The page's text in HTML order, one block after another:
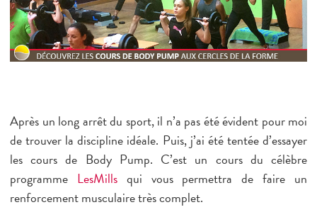
Magenta 10ème
Charonne 11ème
Nation 12ème
Picpus 12 ème
Tolbiac 13 ème
ème
Danses
Running
Mini-club
Après un long arrêt du sport, il n’a pas été évident pour moi
de trouver la discipline idéale. Puis, j’ai été tentée d’essayer
lescours de Body Pump. C’est un cours du célèbre
programme LesMillsqui vous permettra de faire un
renforcement musculaire très complet.